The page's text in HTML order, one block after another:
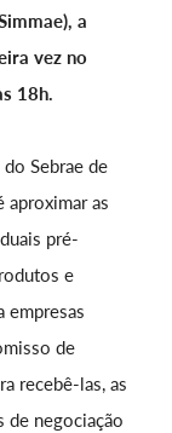
a
vez no
18h.
Sebrae de
as
pré-
e
empresas
de
recebê-las, as
de negociação